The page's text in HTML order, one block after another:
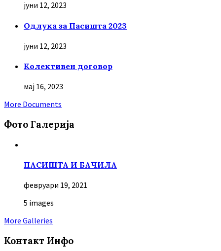
јуни 12, 2023
Oдлука за Пасишта 2023
јуни 12, 2023
Колективен договор
мај 16, 2023
More Documents
Фото Галерија
ПАСИШТА И БАЧИЛА
февруари 19, 2021
5 images
More Galleries
Контакт Инфо